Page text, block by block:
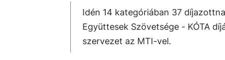
Idén 14 kategóriában 37
Együttesek Szövetsége - KÓTA
szervezet az MTI-vel.